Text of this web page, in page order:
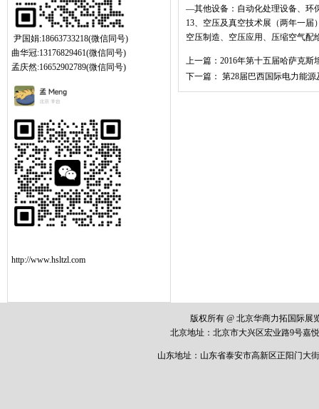
尹国娟:18663733218(微信同号)
曲华冠:13176829461(微信同号)
孟庆然:16652902789(微信同号)
http://www.hsltzl.com
—其他设备：自动化处理设备、环
13、空压及真空技术展（两年一届
空压制造、空压应用、压缩空气
上一篇： 2016年第十五届哈萨克斯
下一篇： 第28届巴西国际电力能
版权所有 @ 北京华商力拓国际
北京地址：北京市大兴区宏业路9号嘉
山东地址：山东省泰安市高新区正阳门大